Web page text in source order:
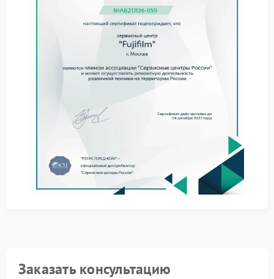
Типичные технические причины размытости на
краях изображения:
смещение линз внутри блока — возникает после
ударов или падений;
износ механизмов фокусировки — нарушает
расположение оптических элементов;
попадание влаги или загрязнений внутрь корпуса —
провоцирует появление микроцарапин на линзах.
неисправности обратитесь в сервисный центр
Fujifilm. Команда FIX‑FUJIFILM располагает
специализированным оборудованием для
юстировки оптики и восстановления заводских
Заказать консультацию